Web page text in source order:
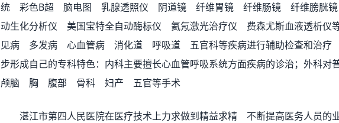
统 彩色B超 脑电图 乳腺透照仪 阴道镜 纤维胃镜 纤维肠镜 纤维膀胱镜
动生化分析仪 美国宝特全自动酶标仪 氦氖激光治疗仪 费森尤斯血液透析仪
见病 多发病 心血管病 消化道 呼吸道 五官科等疾病进行辅助检查和治疗
步形成自己的专科特色：内科主要擅长心血管呼吸系统方面疾病的诊治；外
颅脑 胸 腹部 骨科 妇产 五官等手术
湛江市第四人民医院在医疗技术上力求做到精益求精 不断提高医务人员的